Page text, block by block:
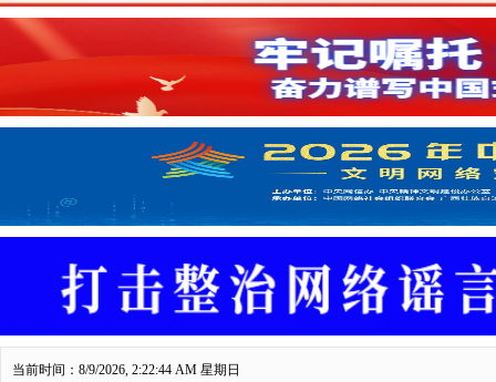
当前时间：8/9/2026, 2:22:45 AM 星期日